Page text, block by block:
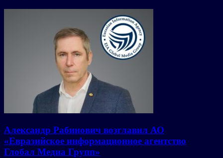
Александр Рабинович возглавил АО
«Евразийское информационное агентство
Глобал Медиа Групп»